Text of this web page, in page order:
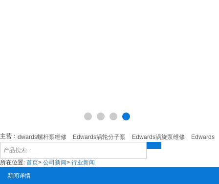
主营：Edwards螺杆泵维修 Edwards涡轮分子泵 Edwards涡旋泵维修 Edwards旋
所在位置: 首页> 公司新闻> 行业新闻
新闻详情